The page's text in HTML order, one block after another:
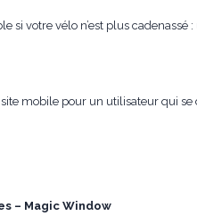
si votre vélo n’est plus
site mobile pour un utilisateur qui
– Magic Window